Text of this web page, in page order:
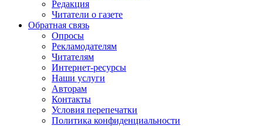
Редакция
Читатели о газете
Обратная связь
Опросы
Рекламодателям
Читателям
Интернет-ресурсы
Наши услуги
Авторам
Контакты
Условия перепечатки
Политика конфиденциальности